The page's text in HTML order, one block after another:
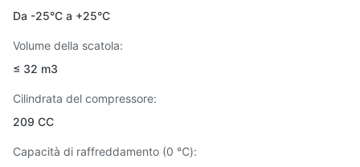
Da -25°C a +25°C
Volume della scatola:
≤ 32 m3
Cilindrata del compressore:
209 CC
Capacità di raffreddamento (0 ℃):